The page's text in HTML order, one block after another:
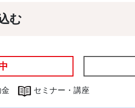
む
金 セミナー・講座